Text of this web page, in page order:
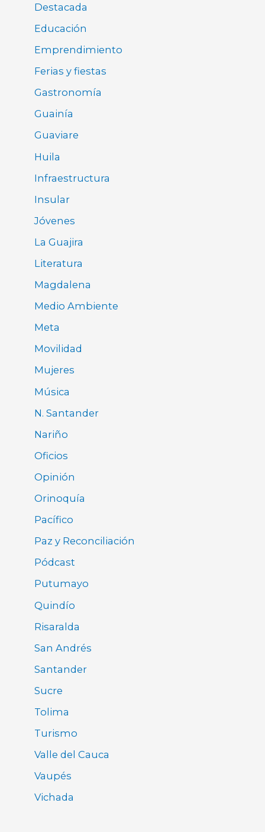
Destacada
Educación
Emprendimiento
Ferias y fiestas
Gastronomía
Guainía
Guaviare
Huila
Infraestructura
Insular
Jóvenes
La Guajira
Literatura
Magdalena
Medio Ambiente
Meta
Movilidad
Mujeres
Música
N. Santander
Nariño
Oficios
Opinión
Orinoquía
Pacífico
Paz y Reconciliación
Pódcast
Putumayo
Quindío
Risaralda
San Andrés
Santander
Sucre
Tolima
Turismo
Valle del Cauca
Vaupés
Vichada